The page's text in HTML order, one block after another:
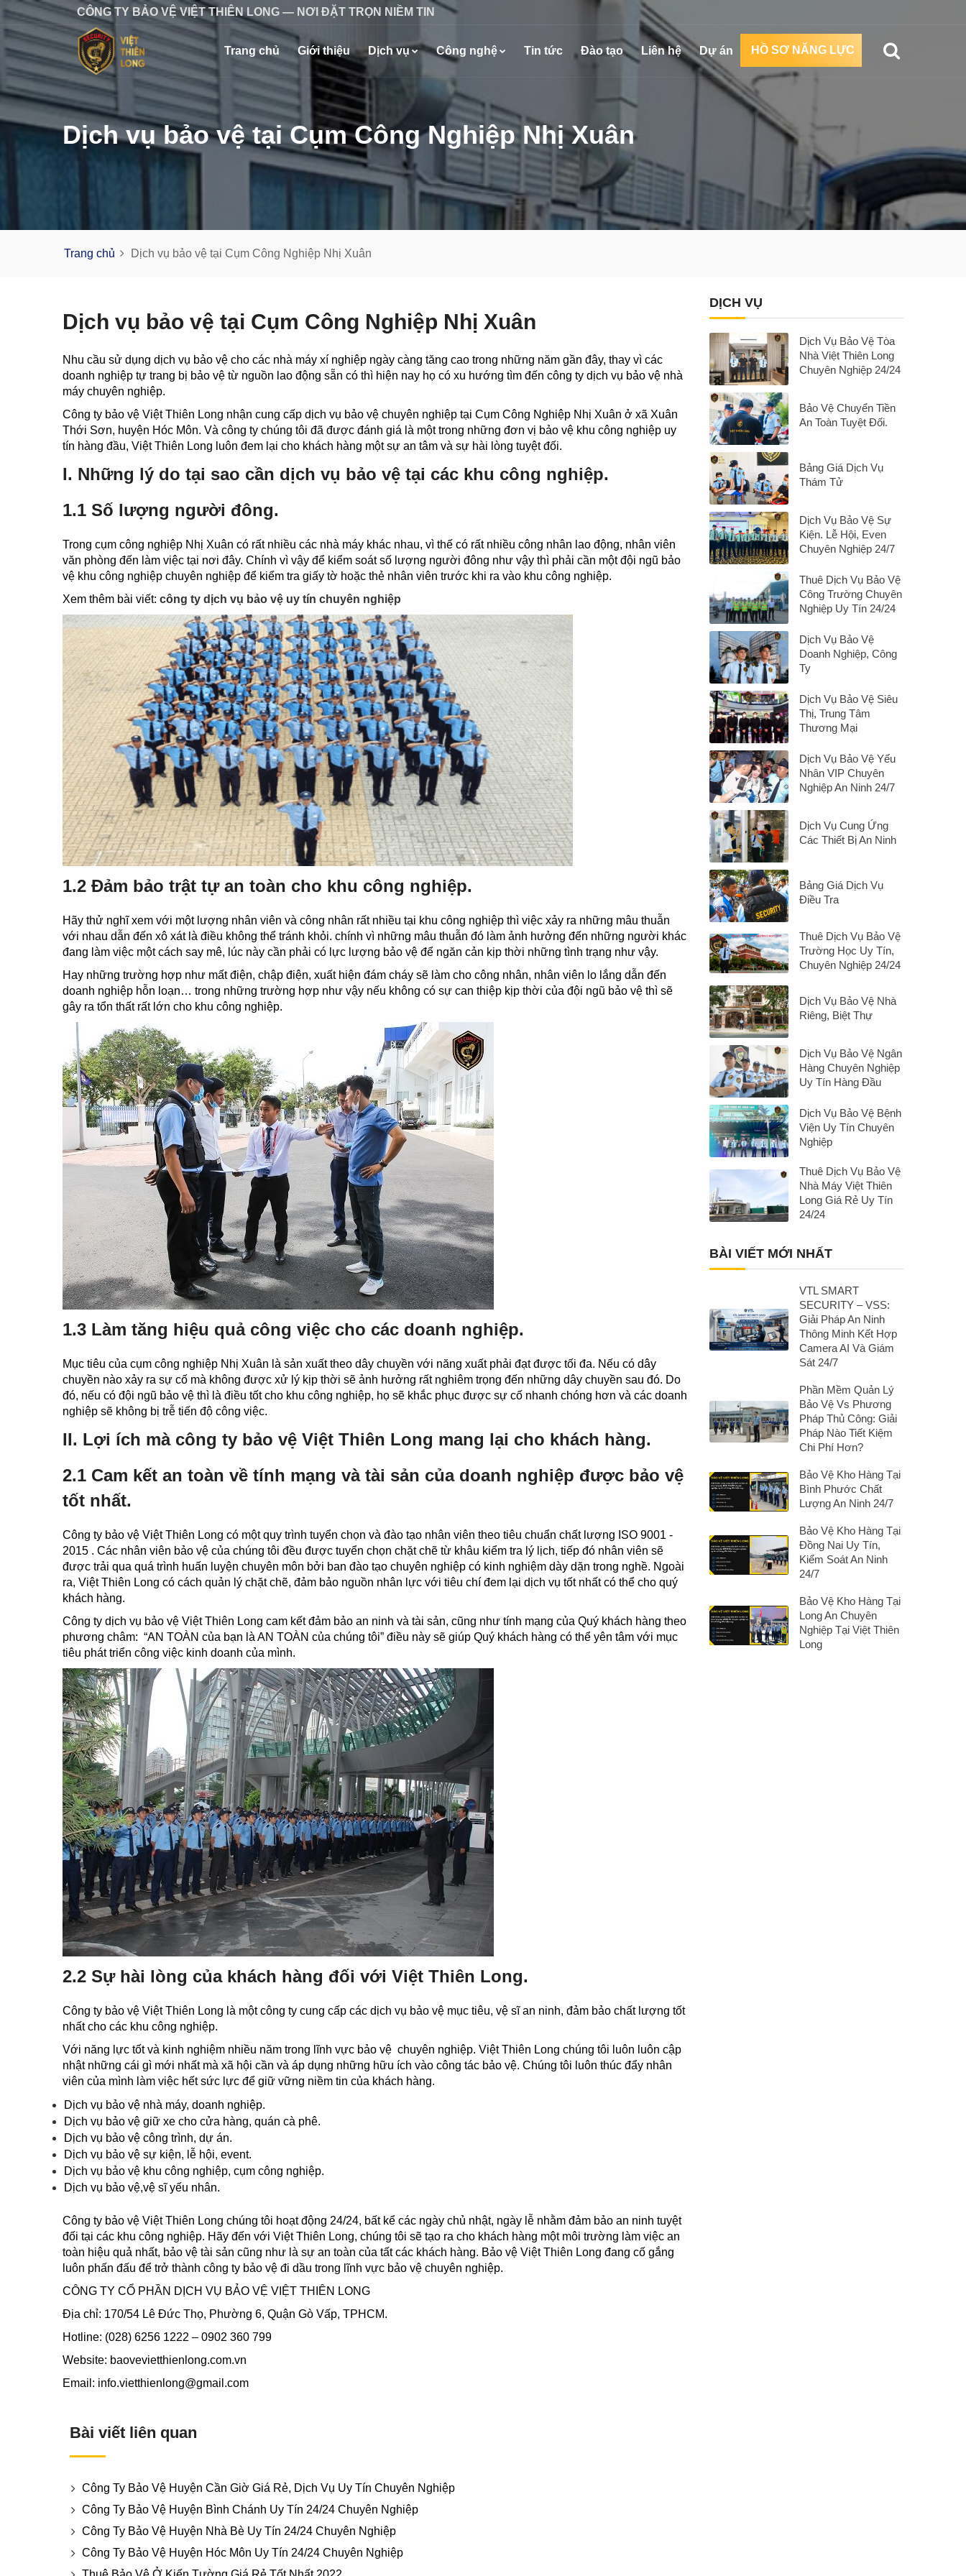
CÔNG TY BẢO VỆ VIỆT THIÊN LONG — NƠI ĐẶT TRỌN NIỀM TIN
Trang chủ Giới thiệu Dịch vụ Công nghệ Tin tức Đào tạo Liên hệ Dự án HỒ SƠ NĂNG LỰC
Dịch vụ bảo vệ tại Cụm Công Nghiệp Nhị Xuân
Trang chủ Dịch vụ bảo vệ tại Cụm Công Nghiệp Nhị Xuân
Dịch vụ bảo vệ tại Cụm Công Nghiệp Nhị Xuân
Nhu cầu sử dụng dịch vụ bảo vệ cho các nhà máy xí nghiệp ngày càng tăng cao trong những năm gần đây, thay vì các
doanh nghiệp tự trang bị bảo vệ từ nguồn lao động sẵn có thì hiện nay họ có xu hướng tìm đến công ty dịch vụ bảo vệ nhà
máy chuyên nghiệp.
Công ty bảo vệ Việt Thiên Long nhận cung cấp dịch vụ bảo vệ chuyên nghiệp tại Cụm Công Nghiệp Nhị Xuân ở xã Xuân
Thới Sơn, huyện Hóc Môn. Và công ty chúng tôi đã được đánh giá là một trong những đơn vị bảo vệ khu công nghiệp uy
tín hàng đầu, Việt Thiên Long luôn đem lại cho khách hàng một sự an tâm và sự hài lòng tuyệt đối.
I. Những lý do tại sao cần dịch vụ bảo vệ tại các khu công nghiệp.
1.1 Số lượng người đông.
Trong cụm công nghiệp Nhị Xuân có rất nhiều các nhà máy khác nhau, vì thế có rất nhiều công nhân lao động, nhân viên
văn phòng đến làm việc tại nơi đây. Chính vì vậy để kiểm soát số lượng người đông như vậy thì phải cần một đội ngũ bảo
vệ khu công nghiệp chuyên nghiệp để kiểm tra giấy tờ hoặc thẻ nhân viên trước khi ra vào khu công nghiệp.
Xem thêm bài viết: công ty dịch vụ bảo vệ uy tín chuyên nghiệp
1.2 Đảm bảo trật tự an toàn cho khu công nghiệp.
Hãy thử nghĩ xem với một lượng nhân viên và công nhân rất nhiều tại khu công nghiệp thì việc xảy ra những mâu thuẫn
với nhau dẫn đến xô xát là điều không thể tránh khỏi. chính vì những mâu thuẫn đó làm ảnh hưởng đến những người khác
đang làm việc một cách say mê, lúc này cần phải có lực lượng bảo vệ để ngăn cản kịp thời những tình trạng như vậy.
Hay những trường hợp như mất điện, chập điện, xuất hiện đám cháy sẽ làm cho công nhân, nhân viên lo lắng dẫn đến
doanh nghiệp hỗn loạn… trong những trường hợp như vậy nếu không có sự can thiệp kịp thời của đội ngũ bảo vệ thì sẽ
gây ra tổn thất rất lớn cho khu công nghiệp.
1.3 Làm tăng hiệu quả công việc cho các doanh nghiệp.
Mục tiêu của cụm công nghiệp Nhị Xuân là sản xuất theo dây chuyền với năng xuất phải đạt được tối đa. Nếu có dây
chuyền nào xảy ra sự cố mà không được xử lý kịp thời sẽ ảnh hưởng rất nghiêm trọng đến những dây chuyền sau đó. Do
đó, nếu có đội ngũ bảo vệ thì là điều tốt cho khu công nghiệp, họ sẽ khắc phục được sự cố nhanh chóng hơn và các doanh
nghiệp sẽ không bị trễ tiến độ công việc.
II. Lợi ích mà công ty bảo vệ Việt Thiên Long mang lại cho khách hàng.
2.1 Cam kết an toàn về tính mạng và tài sản của doanh nghiệp được bảo vệ
tốt nhất.
Công ty bảo vệ Việt Thiên Long có một quy trình tuyển chọn và đào tạo nhân viên theo tiêu chuẩn chất lượng ISO 9001 -
2015 . Các nhân viên bảo vệ của chúng tôi đều được tuyển chọn chặt chẽ từ khâu kiểm tra lý lịch, tiếp đó nhân viên sẽ
được trải qua quá trình huấn luyện chuyên môn bởi ban đào tạo chuyên nghiệp có kinh nghiệm dày dặn trong nghề. Ngoài
ra, Việt Thiên Long có cách quản lý chặt chẽ, đảm bảo nguồn nhân lực với tiêu chí đem lại dịch vụ tốt nhất có thể cho quý
khách hàng.
Công ty dịch vụ bảo vệ Việt Thiên Long cam kết đảm bảo an ninh và tài sản, cũng như tính mạng của Quý khách hàng theo
phương châm: “AN TOÀN của bạn là AN TOÀN của chúng tôi” điều này sẽ giúp Quý khách hàng có thể yên tâm với mục
tiêu phát triển công việc kinh doanh của mình.
2.2 Sự hài lòng của khách hàng đối với Việt Thiên Long.
Công ty bảo vệ Việt Thiên Long là một công ty cung cấp các dịch vụ bảo vệ mục tiêu, vệ sĩ an ninh, đảm bảo chất lượng tốt
nhất cho các khu công nghiệp.
Với năng lực tốt và kinh nghiệm nhiều năm trong lĩnh vực bảo vệ chuyên nghiệp. Việt Thiên Long chúng tôi luôn luôn cập
nhật những cái gì mới nhất mà xã hội cần và áp dụng những hữu ích vào công tác bảo vệ. Chúng tôi luôn thúc đẩy nhân
viên của mình làm việc hết sức lực để giữ vững niềm tin của khách hàng.
Dịch vụ bảo vệ nhà máy, doanh nghiệp.
Dịch vụ bảo vệ giữ xe cho cửa hàng, quán cà phê.
Dịch vụ bảo vệ công trình, dự án.
Dịch vụ bảo vệ sự kiện, lễ hội, event.
Dịch vụ bảo vệ khu công nghiệp, cụm công nghiệp.
Dịch vụ bảo vệ,vệ sĩ yếu nhân.
Công ty bảo vệ Việt Thiên Long chúng tôi hoạt động 24/24, bất kể các ngày chủ nhật, ngày lễ nhằm đảm bảo an ninh tuyệt
đối tại các khu công nghiệp. Hãy đến với Việt Thiên Long, chúng tôi sẽ tạo ra cho khách hàng một môi trường làm việc an
toàn hiệu quả nhất, bảo vệ tài sản cũng như là sự an toàn của tất các khách hàng. Bảo vệ Việt Thiên Long đang cố gắng
luôn phấn đấu để trở thành công ty bảo vệ đi dầu trong lĩnh vực bảo vệ chuyên nghiệp.
CÔNG TY CỔ PHẦN DỊCH VỤ BẢO VỆ VIỆT THIÊN LONG
Địa chỉ: 170/54 Lê Đức Thọ, Phường 6, Quận Gò Vấp, TPHCM.
Hotline: (028) 6256 1222 – 0902 360 799
Website: baovevietthienlong.com.vn
Email: info.vietthienlong@gmail.com
Bài viết liên quan
Công Ty Bảo Vệ Huyện Cần Giờ Giá Rẻ, Dịch Vụ Uy Tín Chuyên Nghiệp
Công Ty Bảo Vệ Huyện Bình Chánh Uy Tín 24/24 Chuyên Nghiệp
Công Ty Bảo Vệ Huyện Nhà Bè Uy Tín 24/24 Chuyên Nghiệp
Công Ty Bảo Vệ Huyện Hóc Môn Uy Tín 24/24 Chuyên Nghiệp
DỊCH VỤ
Dịch Vụ Bảo Vệ Tòa
Nhà Việt Thiên Long
Chuyên Nghiệp 24/24
Bảo Vệ Chuyển Tiền
An Toàn Tuyệt Đối.
Bảng Giá Dịch Vụ
Thám Tử
Dịch Vụ Bảo Vệ Sự
Kiện. Lễ Hội, Even
Chuyên Nghiệp 24/7
Thuê Dịch Vụ Bảo Vệ
Công Trường Chuyên
Nghiệp Uy Tín 24/24
Dịch Vụ Bảo Vệ
Doanh Nghiệp, Công
Ty
Dịch Vụ Bảo Vệ Siêu
Thị, Trung Tâm
Thương Mại
Dịch Vụ Bảo Vệ Yếu
Nhân VIP Chuyên
Nghiệp An Ninh 24/7
Dịch Vụ Cung Ứng
Các Thiết Bị An Ninh
Bảng Giá Dịch Vụ
Điều Tra
Thuê Dịch Vụ Bảo Vệ
Trường Học Uy Tín,
Chuyên Nghiệp 24/24
Dịch Vụ Bảo Vệ Nhà
Riêng, Biệt Thự
Dịch Vụ Bảo Vệ Ngân
Hàng Chuyên Nghiệp
Uy Tín Hàng Đầu
Dịch Vụ Bảo Vệ Bệnh
Viện Uy Tín Chuyên
Nghiệp
Thuê Dịch Vụ Bảo Vệ
Nhà Máy Việt Thiên
Long Giá Rẻ Uy Tín
24/24
BÀI VIẾT MỚI NHẤT
VTL SMART
SECURITY – VSS:
Giải Pháp An Ninh
Thông Minh Kết Hợp
Camera AI Và Giám
Sát 24/7
Phần Mềm Quản Lý
Bảo Vệ Vs Phương
Pháp Thủ Công: Giải
Pháp Nào Tiết Kiệm
Chi Phí Hơn?
Bảo Vệ Kho Hàng Tại
Bình Phước Chất
Lượng An Ninh 24/7
Bảo Vệ Kho Hàng Tại
Đồng Nai Uy Tín,
Kiểm Soát An Ninh
24/7
Bảo Vệ Kho Hàng Tại
Long An Chuyên
Nghiệp Tại Việt Thiên
Long